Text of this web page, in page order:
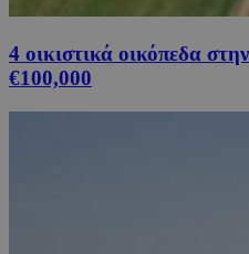
4 οικιστικά οικόπεδα
€100,000